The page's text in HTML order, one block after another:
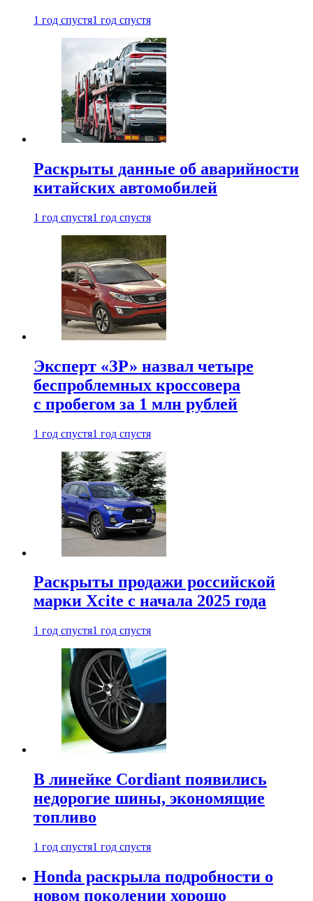
1 год спустя1 год спустя
Раскрыты данные об аварийности
китайских автомобилей
1 год спустя1 год спустя
Эксперт «ЗР» назвал четыре
беспроблемных кроссовера
с пробегом за 1 млн рублей
1 год спустя1 год спустя
Раскрыты продажи российской
марки Xcite с начала 2025 года
1 год спустя1 год спустя
В линейке Cordiant появились
недорогие шины, экономящие
топливо
1 год спустя1 год спустя
Honda раскрыла подробности о
новом поколении хорошо